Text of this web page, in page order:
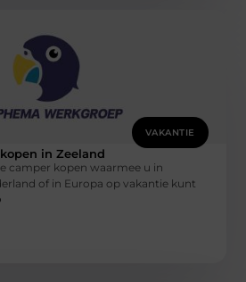
VAKANTIE
in Zeeland
camper kopen waarmee u in
of in Europa op vakantie kunt